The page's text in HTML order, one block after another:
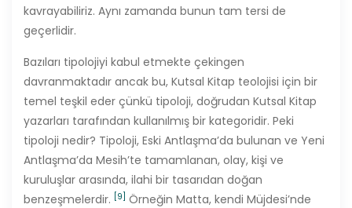
kavrayabiliriz. Aynı zamanda bunun tam tersi de
geçerlidir.
Bazıları tipolojiyi kabul etmekte çekingen
davranmaktadır ancak bu, Kutsal Kitap teolojisi için bir
temel teşkil eder çünkü tipoloji, doğrudan Kutsal Kitap
yazarları tarafından kullanılmış bir kategoridir. Peki
tipoloji nedir? Tipoloji, Eski Antlaşma’da bulunan ve Yeni
Antlaşma’da Mesih’te tamamlanan, olay, kişi ve
kuruluşlar arasında, ilahi bir tasarıdan doğan
benzeşmelerdir.
[9] Örneğin Matta, kendi Müjdesi’nde